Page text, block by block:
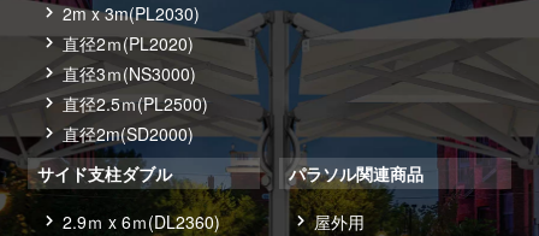
2m x 3m(PL2030)
直径2ｍ(PL2020)
直径3ｍ(NS3000)
直径2.5ｍ(PL2500)
直径2m(SD2000)
サイド支柱ダブル
2.9ｍ x 6ｍ(DL2360)
パラソル関連商品
屋外用